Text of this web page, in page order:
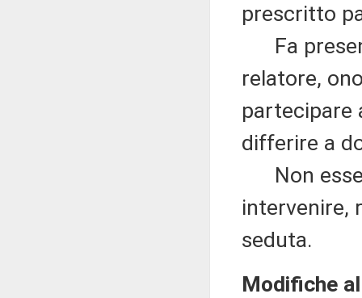
prescritto
Fa
relatore,
partecipare
differire a
Non
intervenire,
seduta.
Modifiche